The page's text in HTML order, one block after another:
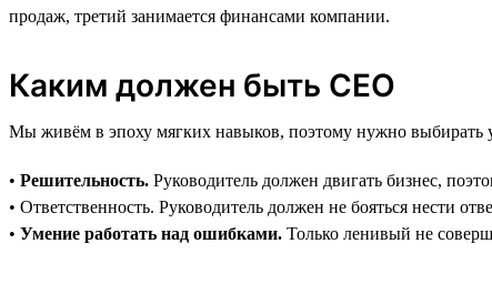
продаж, третий занимается финансами компании.
Каким должен быть CEO
Мы живём в эпоху мягких навыков, поэтому нужно выбирать
• Решительность. Руководитель должен двигать бизнес,
• Ответственность. Руководитель должен не бояться нести
• Умение работать над ошибками. Только ленивый не